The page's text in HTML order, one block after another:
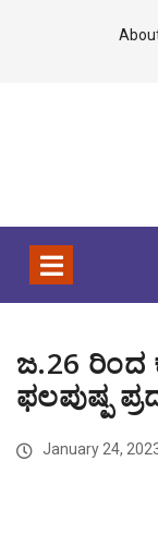
ಜ.26 ರಿಂದ
ಫಲಪುಷ್ಪ
January 24,